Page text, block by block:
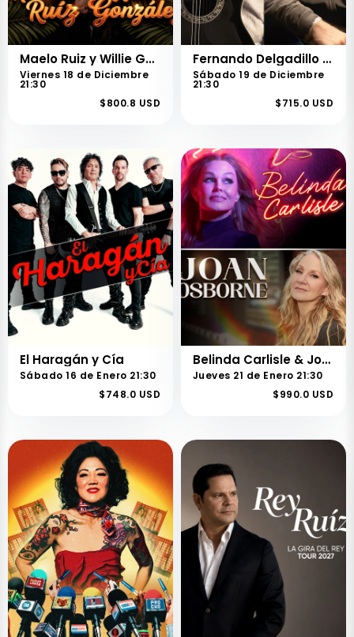
Maelo Ruiz y Willie González
Viernes 18 de Diciembre
21:30
$800.8 USD
Fernando Delgadillo y Alejandro Filio
Sábado 19 de Diciembre
21:30
$715.0 USD
El Haragán y Cía
Sábado 16 de Enero 21:30
$748.0 USD
Belinda Carlisle & Joan Osborne
Jueves 21 de Enero 21:30
$990.0 USD